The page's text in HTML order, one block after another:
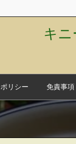
キ
リシー 免責事項